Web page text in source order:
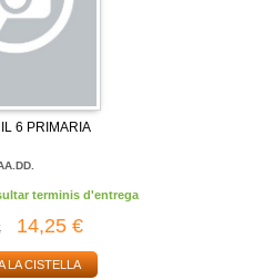
6 PRIMARIA
terminis d'entrega
14,25 €
LA CISTELLA